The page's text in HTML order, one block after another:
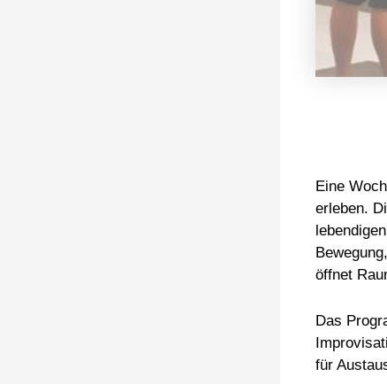
Eine
erleben.
öffnet
Das
für